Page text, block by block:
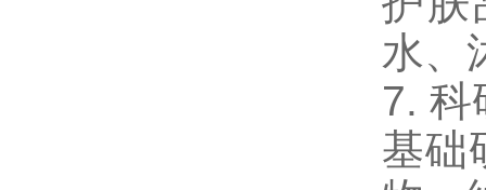
水、
7. 科
基础